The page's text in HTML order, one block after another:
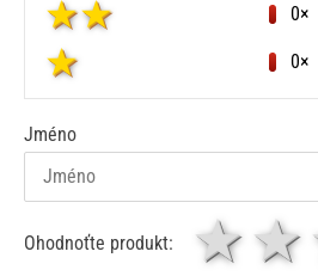
0×
0×
Jméno
Ohodnoťte produkt: 1